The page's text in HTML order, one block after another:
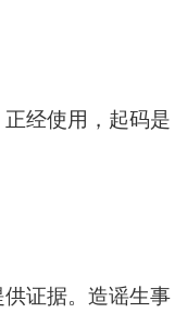
经使用，起码是
证据。造谣生事